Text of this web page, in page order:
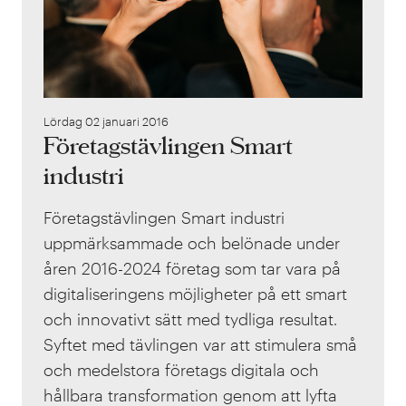
Lördag 02 januari 2016
Företagstävlingen Smart
industri
Företagstävlingen Smart industri
uppmärksammade och belönade under
åren 2016-2024 företag som tar vara på
digitaliseringens möjligheter på ett smart
och innovativt sätt med tydliga resultat.
Syftet med tävlingen var att stimulera små
och medelstora företags digitala och
hållbara transformation genom att lyfta